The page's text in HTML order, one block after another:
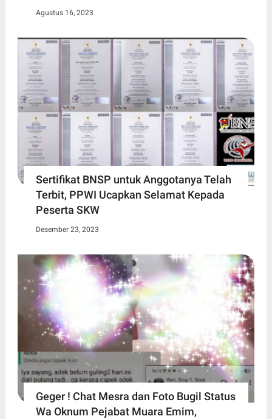
Agustus 16, 2023
Sertifikat BNSP untuk Anggotanya Telah
Terbit, PPWI Ucapkan Selamat Kepada
Peserta SKW
Desember 23, 2023
Geger ! Chat Mesra dan Foto Bugil Status
Wa Oknum Pejabat Muara Emim,